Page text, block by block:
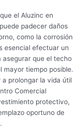
el Aluzinc en
padecer daños
como la corrosión
esencial efectuar un
asegurar que el techo
mayor tiempo posible.
a prolongar la vida útil
Comercial
protectivo,
oportuno de